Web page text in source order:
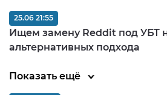
Ищем замену Reddit под УБТ
альтернативных подхода
25.06 21:55
Показать ещё